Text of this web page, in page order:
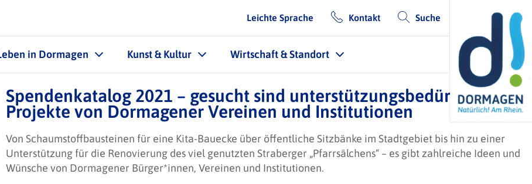
Leichte Sprache Kontakt Suche
in Dormagen Kunst & Kultur Wirtschaft & Standort
Spendenkatalog 2021 – gesucht sind unterstützungsbedürftige
Projekte von Dormagener Vereinen und Institutionen
Von Schaumstoffbausteinen für eine Kita-Bauecke über öffentliche Sitzbänke im Stadtgebiet bis hin zu einer
Unterstützung für die Renovierung des viel genutzten Straberger „Pfarrsälchens“ – es gibt zahlreiche Ideen und
Wünsche von Dormagener Bürger*innen, Vereinen und Institutionen.